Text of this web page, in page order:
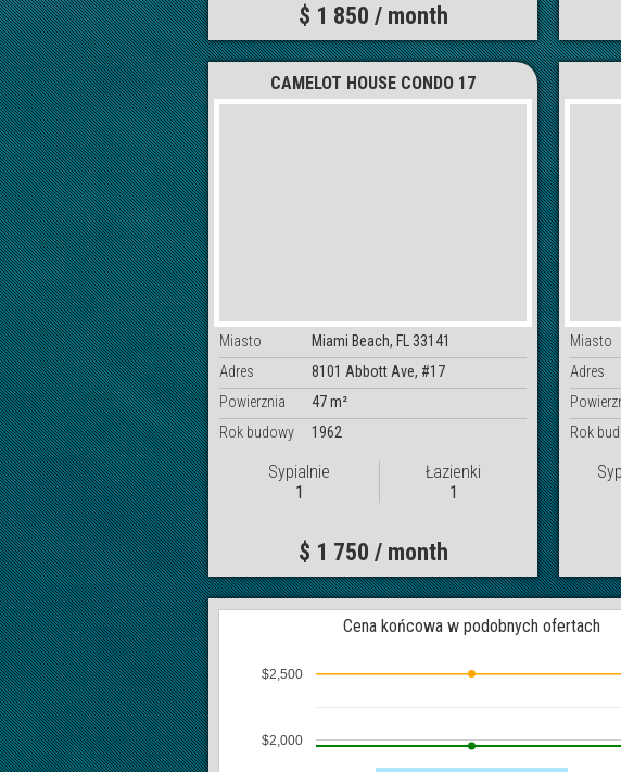
$ 1 850 / month
CAMELOT HOUSE CONDO 17
Miasto
Miami Beach, FL 33141
Adres
8101 Abbott Ave, #17
Powierznia
47 m²
Rok budowy
1962
Sypialnie
1
Łazienki
1
$ 1 750 / month
Miasto
Adres
Rok
$2,000
$2,500
Cena końcowa w podobnych ofertach